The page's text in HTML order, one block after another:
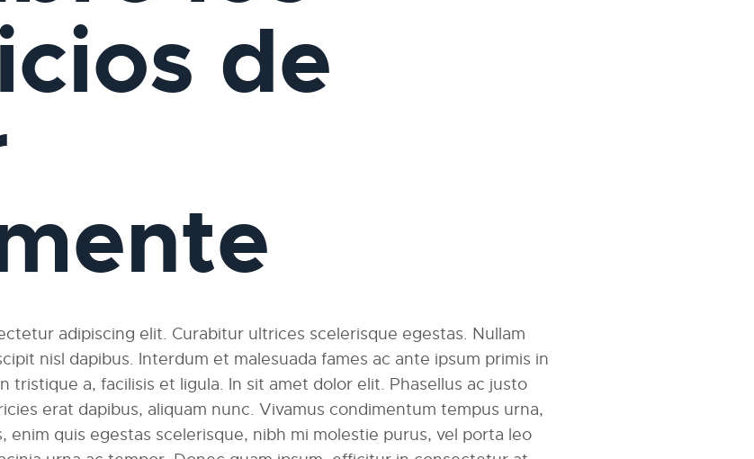
de
adipiscing elit. Curabitur ultrices scelerisque egestas. Nullam
nisl dapibus. Interdum et malesuada fames ac ante ipsum primis in
tristique a, facilisis et ligula. In sit amet dolor elit. Phasellus ac justo
erat dapibus, aliquam nunc. Vivamus condimentum tempus urna,
enim quis egestas scelerisque, nibh mi molestie purus, vel porta leo